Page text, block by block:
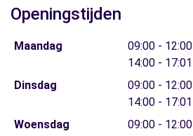
Openingstijden
Maandag
09:00 - 12:00
14:00 - 17:01
Dinsdag
09:00 - 12:00
14:00 - 17:01
Woensdag
09:00 - 12:00